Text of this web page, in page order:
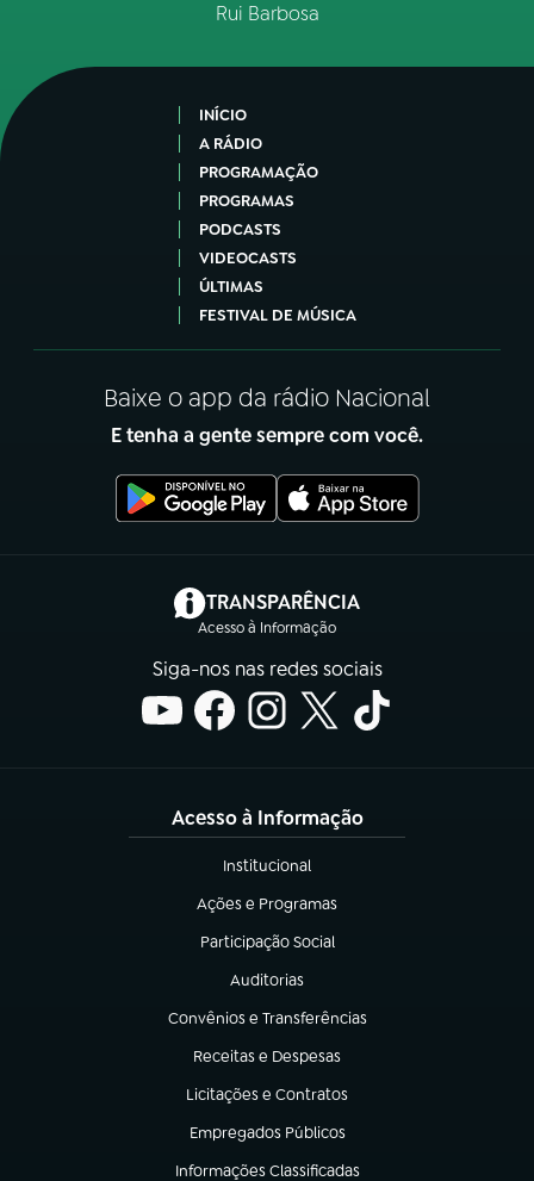
Rui Barbosa
INÍCIO
A RÁDIO
PROGRAMAÇÃO
PROGRAMAS
PODCASTS
VIDEOCASTS
ÚLTIMAS
FESTIVAL DE MÚSICA
Baixe o app da rádio Nacional
E tenha a gente sempre com você.
TRANSPARÊNCIA
Acesso à Informação
(abre em nova aba)
Siga-nos nas redes sociais
Acesso à Informação
Institucional
(abre em nova aba)
Ações e Programas
(abre em nova aba)
Participação Social
(abre em nova aba)
Auditorias
(abre em nova aba)
Convênios e Transferências
(abre em nova aba)
Receitas e Despesas
(abre em nova aba)
Licitações e Contratos
(abre em nova aba)
Empregados Públicos
(abre em nova aba)
Informações Classificadas